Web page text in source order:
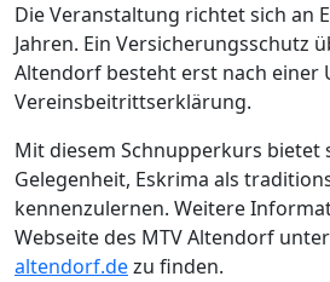
Die Veranstaltung richtet sich an
Jahren. Ein Versicherungsschutz
Altendorf besteht erst nach einer
Vereinsbeitrittserklärung.
Mit diesem Schnupperkurs bietet
Gelegenheit, Eskrima als
kennenzulernen. Weitere
Webseite des MTV Altendorf unter
altendorf.dezu finden.